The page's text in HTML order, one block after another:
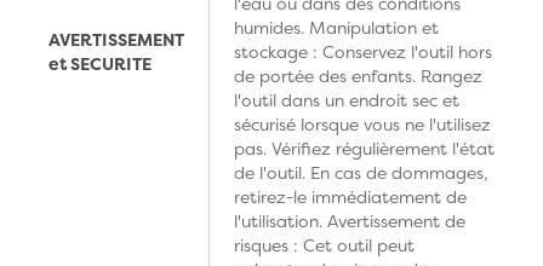
AVERTISSEMENT
et SECURITE
humides. Manipulation et
stockage : Conservez l'outil hors
de portée des enfants. Rangez
l'outil dans un endroit sec et
sécurisé lorsque vous ne l'utilisez
pas. Vérifiez régulièrement l'état
de l'outil. En cas de dommages,
retirez-le immédiatement de
l'utilisation. Avertissement de
risques : Cet outil peut